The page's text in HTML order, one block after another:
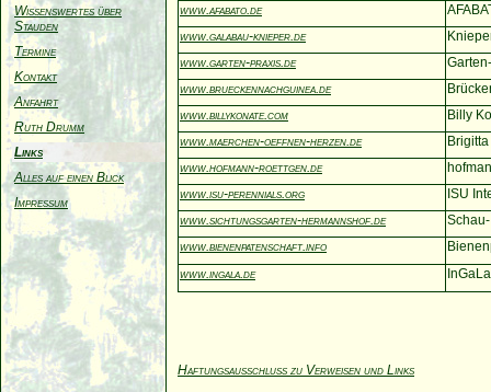
Wissenswertes über
Stauden
Termine
Kontakt
Anfahrt
Ruth Drumm
Links
Alles auf einen Blick
Impressum
www.afabato.de
www.galabau-knieper.de
www.garten-praxis.de
www.brueckennachguinea.de
www.billykonate.com
Billy
www.maerchen-oeffnen-herzen.de
www.hofmann-roettgen.de
www.isu-perennials.org
ISU
www.sichtungsgarten-hermannshof.de
www.bienenpatenschaft.info
www.ingala.de
Haftungsausschluss zu Verweisen und Links